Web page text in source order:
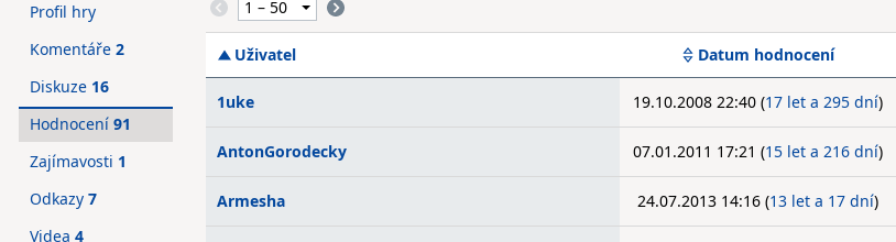
Uživatel Datum hodnocení
1uke 19.10.2008 22:40 (17 let a 295 dní)
AntonGorodecky 07.01.2011 17:21 (15 let a 216 dní)
Armesha 24.07.2013 14:16 (13 let a 17 dní)
Profil hry
Komentáře 2
Diskuze 16
Hodnocení 91
Zajímavosti 1
Odkazy 7
Videa 4